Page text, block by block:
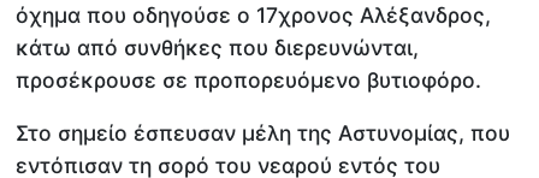
όχημα που οδηγούσε ο 17χρονος Αλέξανδρος,
κάτω από συνθήκες που διερευνώνται,
προσέκρουσε σε προπορευόμενο βυτιοφόρο.
Στο σημείο έσπευσαν μέλη της Αστυνομίας, που
εντόπισαν τη σορό του νεαρού εντός του